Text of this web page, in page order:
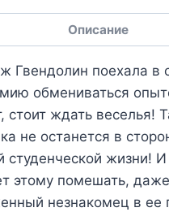
Описание
Гвендолин поехала в
обмениваться
стоит ждать веселья!
не останется в
студенческой жизни! И
этому помешать, даже
незнакомец в ее